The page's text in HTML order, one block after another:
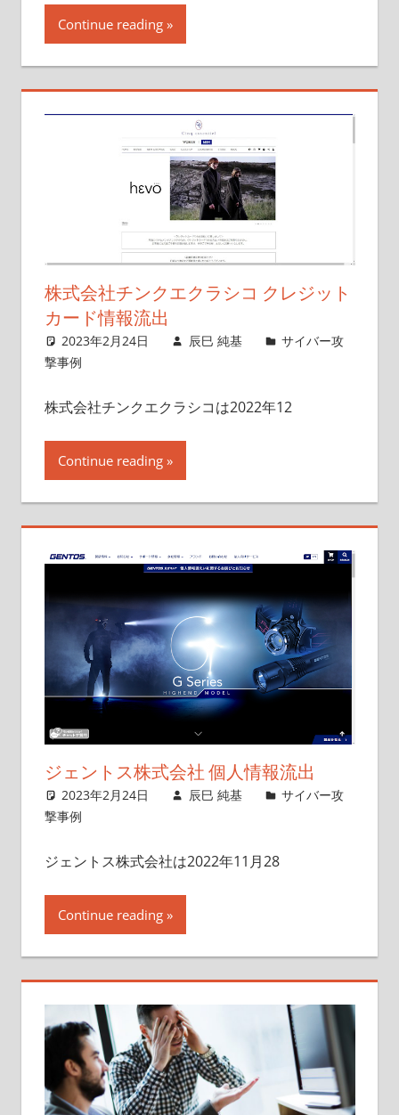
Continue reading
株式会社チンクエクラシコ クレジット
カード情報流出
2023年2月24日 辰巳 純基
サイバー攻
撃事例
株式会社チンクエクラシコは2022年12
Continue reading
ジェントス株式会社 個人情報流出
2023年2月24日 辰巳 純基
サイバー攻
撃事例
ジェントス株式会社は2022年11月28
Continue reading